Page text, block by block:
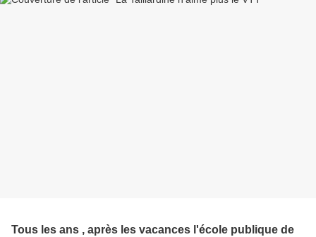
Tous les ans , après les vacances l'école publique de